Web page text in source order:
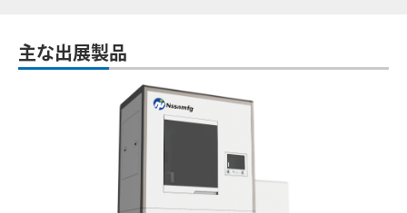
主な出展製品